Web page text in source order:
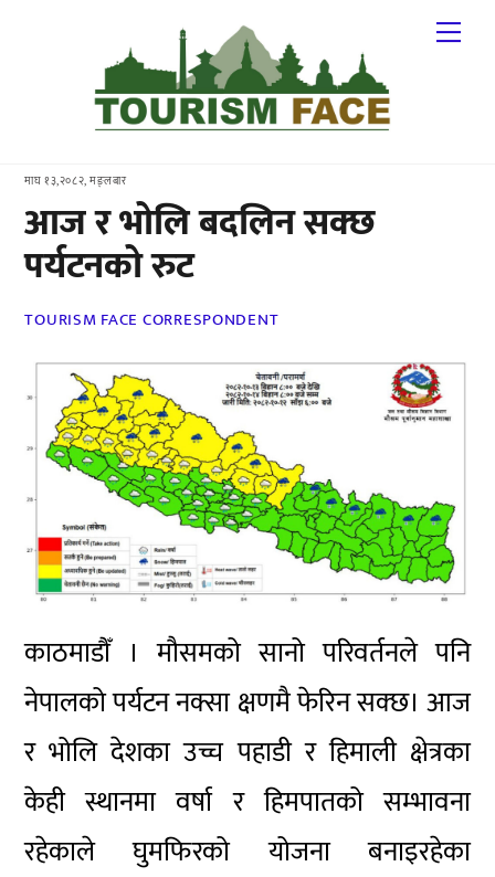
माघ १३,२०८२, मङ्लबार
आज र भोलि बदलिन सक्छ
पर्यटनको रुट
TOURISM FACE CORRESPONDENT
काठमाडौँ । मौसमको सानो परिवर्तनले पनि
नेपालको पर्यटन नक्सा क्षणमै फेरिन सक्छ। आज
र भोलि देशका उच्च पहाडी र हिमाली क्षेत्रका
केही स्थानमा वर्षा र हिमपातको सम्भावना
रहेकाले घुमफिरको योजना बनाइरहेका